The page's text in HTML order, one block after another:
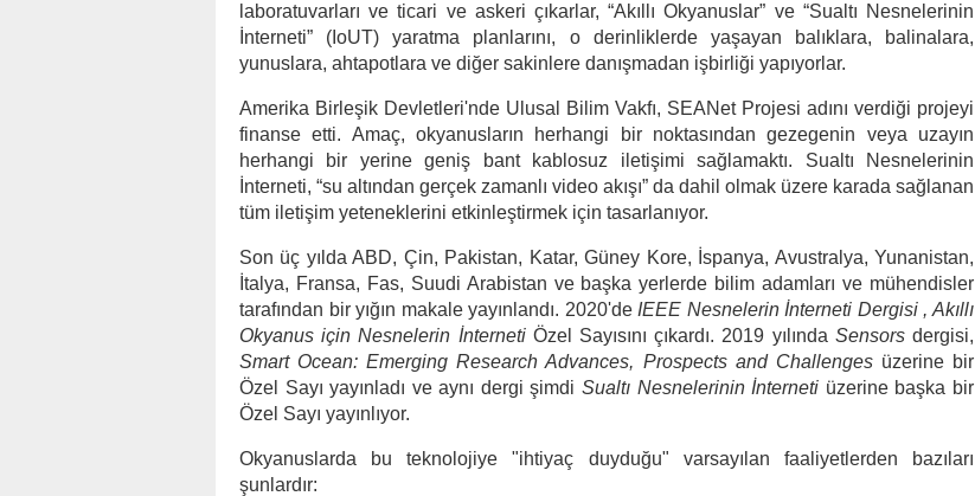
laboratuvarları ve ticari ve askeri çıkarlar, “Akıllı Okyanuslar” ve “Sualtı Nesnelerinin
İnterneti” (IoUT) yaratma planlarını, o derinliklerde yaşayan balıklara, balinalara,
yunuslara, ahtapotlara ve diğer sakinlere danışmadan işbirliği yapıyorlar.
Amerika Birleşik Devletleri'nde Ulusal Bilim Vakfı, SEANet Projesi adını verdiği projeyi
finanse etti. Amaç, okyanusların herhangi bir noktasından gezegenin veya uzayın
herhangi bir yerine geniş bant kablosuz iletişimi sağlamaktı. Sualtı Nesnelerinin
İnterneti, “su altından gerçek zamanlı video akışı” da dahil olmak üzere karada sağlanan
tüm iletişim yeteneklerini etkinleştirmek için tasarlanıyor.
Son üç yılda ABD, Çin, Pakistan, Katar, Güney Kore, İspanya, Avustralya, Yunanistan,
İtalya, Fransa, Fas, Suudi Arabistan ve başka yerlerde bilim adamları ve mühendisler
tarafından bir yığın makale yayınlandı. 2020'de IEEE Nesnelerin İnterneti Dergisi , Akıllı
Okyanus için Nesnelerin İnternetiÖzel Sayısını çıkardı. 2019 yılında Sensorsdergisi,
Smart Ocean: Emerging Research Advances, Prospects and Challengesüzerine bir
Özel Sayı yayınladı ve aynı dergi şimdiSualtı Nesnelerinin İnterneti üzerine başka bir
Özel Sayı yayınlıyor.
Okyanuslarda bu teknolojiye "ihtiyaç duyduğu" varsayılan faaliyetlerden bazıları
şunlardır: